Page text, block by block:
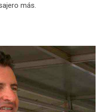
más.